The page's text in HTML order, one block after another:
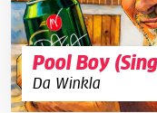
Pool Boy
Da Winkla